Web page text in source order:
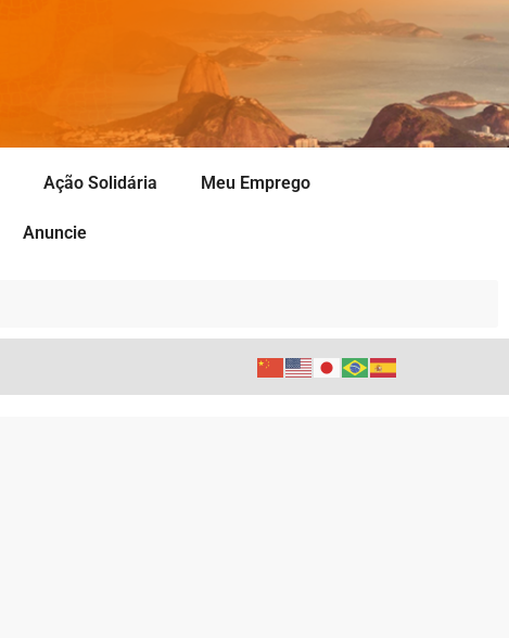
Ação Solidária Meu Emprego
Anuncie